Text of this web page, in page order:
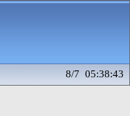
8/7 05:38:43